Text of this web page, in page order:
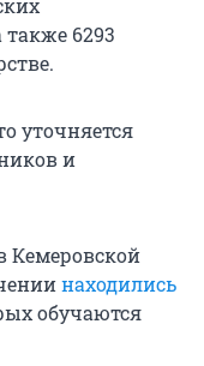
6293
уточняется
и
Кемеровской
находились
обучаются